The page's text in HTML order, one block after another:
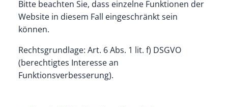
Bitte beachten Sie, dass einzelne Funktionen der
Website in diesem Fall eingeschränkt sein
können.
Rechtsgrundlage: Art. 6 Abs. 1 lit. f) DSGVO
(berechtigtes Interesse an
Funktionsverbesserung).